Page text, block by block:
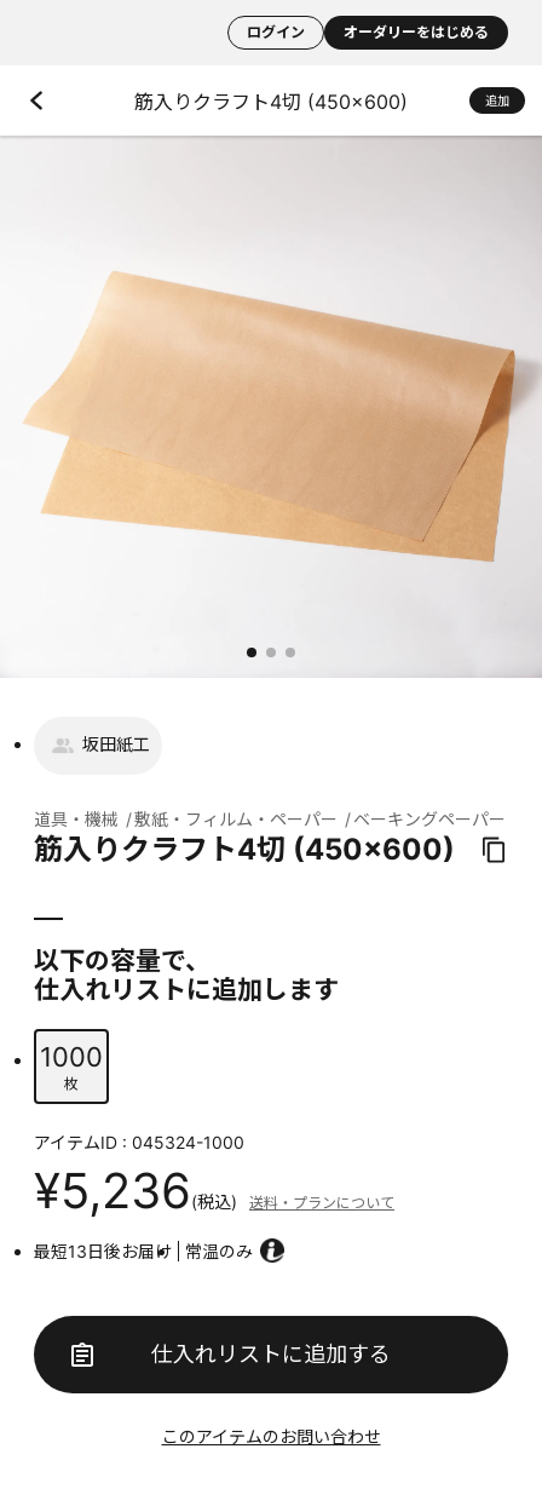
ログイン オーダリーをはじめる
筋入りクラフト4切 (450×600) 追加
坂田紙工
道具・機械 敷紙・フィルム・ペーパー ベーキングペーパー
筋入りクラフト4切 (450×600)
以下の容量で、
仕入れリストに追加します
1000
枚
アイテムID : 045324-1000
¥5,236(税込) 送料・プランについて
最短13日後お届け 常温のみ
仕入れリストに追加する
このアイテムのお問い合わせ